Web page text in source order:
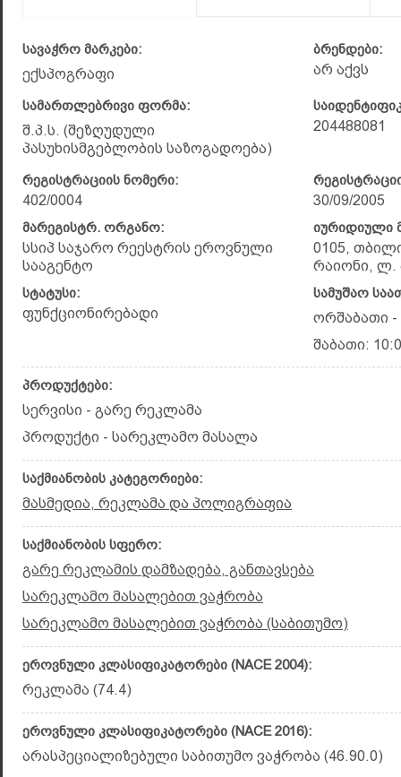
სავაჭრო მარკები:
ექსპოგრაფი
ბრენდები:
არ აქვს
სამართლებრივი ფორმა:
შ.პ.ს. (შეზღუდული
პასუხისმგებლობის საზოგადოება)
204488081
რეგისტრაციის ნომერი:
402/0004 30/09/2005
მარეგისტრ. ორგანო:
სსიპ საჯარო რეესტრის ეროვნული
სააგენტო
იურიდიული
0105,
რაიონი, ლ.
სტატუსი:
ფუნქციონირებადი
სამუშაო
ორშაბათი -
შაბათი:
პროდუქტები:
სერვისი - გარე რეკლამა
პროდუქტი - სარეკლამო მასალა
საქმიანობის კატეგორიები:
მასმედია, რეკლამა და პოლიგრაფია
საქმიანობის სფერო:
გარე რეკლამის დამზადება, განთავსება
სარეკლამო მასალებით ვაჭრობა
სარეკლამო მასალებით ვაჭრობა (საბითუმო)
ეროვნული კლასიფიკატორები (NACE 2004):
რეკლამა (74.4)
ეროვნული კლასიფიკატორები (NACE 2016):
არასპეციალიზებული საბითუმო ვაჭრო­ბა (46.90.0)